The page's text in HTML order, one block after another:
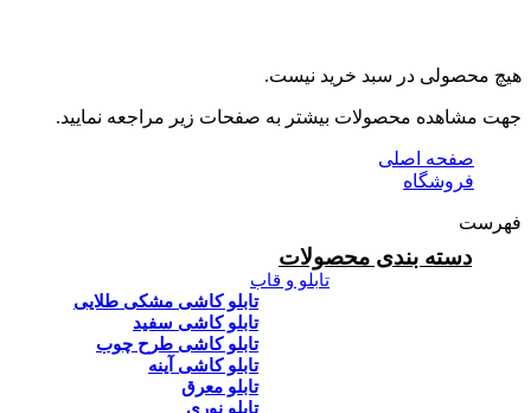
هیچ محصولی در سبد خرید نیست.
جهت مشاهده محصولات بیشتر به صفحات زیر مراجعه نمایید.
صفحه اصلی
فروشگاه
فهرست
دسته بندی محصولات
تابلو و قاب
تابلو کاشی مشکی طلایی
تابلو کاشی سفید
تابلو کاشی طرح چوب
تابلو کاشی آینه
تابلو معرق
تابلو نوری